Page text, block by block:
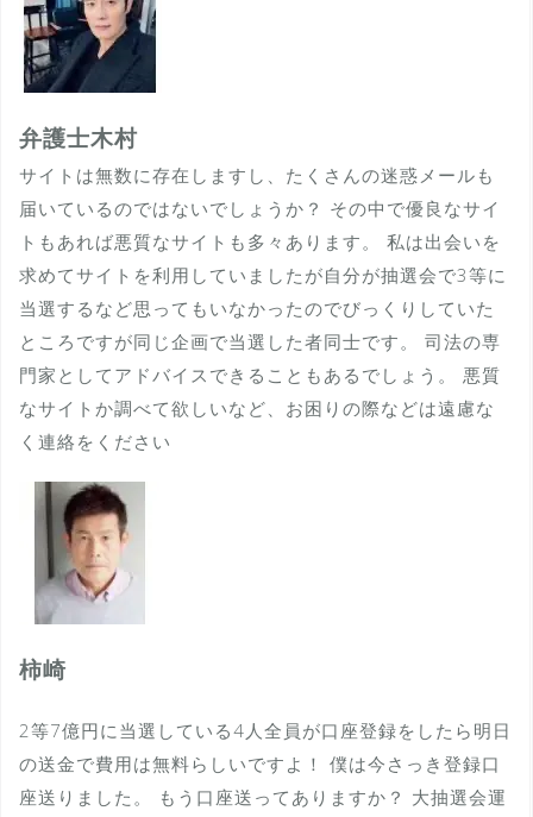
弁護士木村
サイトは無数に存在しますし、たくさんの迷惑メールも
届いているのではないでしょうか？ その中で優良なサイ
トもあれば悪質なサイトも多々あります。 私は出会いを
求めてサイトを利用していましたが自分が抽選会で3等に
当選するなど思ってもいなかったのでびっくりしていた
ところですが同じ企画で当選した者同士です。 司法の専
門家としてアドバイスできることもあるでしょう。 悪質
なサイトか調べて欲しいなど、お困りの際などは遠慮な
く連絡をください
柿崎
2等7億円に当選している4人全員が口座登録をしたら明日
の送金で費用は無料らしいですよ！ 僕は今さっき登録口
座送りました。 もう口座送ってありますか？ 大抽選会運